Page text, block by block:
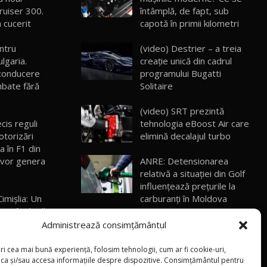
Administrează consimțământul
cea mai bună experiență, folosim tehnologii, cum ar fi cookie-uri,
și/sau accesa informațiile despre dispozitive. Consimțământul pentru
30:08
Moldova înainte să ajungă în showroom /
Test Drive AutoBlog.MD
23:36
20
Noul ZEEKR 7X / Test Drive AutoBlog.MD
21
Micul BYD Dolphin Surf / Test Drive
AutoBlog.MD
Noua Mazda 6e / Test Drive AutoBlog.MD
26:59
Lynk & Co 01 / Test Drive AutoBlog.MD
25:19
300.
cucerit
fără
reguli
în F1 din
genera
Un
în două
un TIR
de
– a
întâmplă, de fapt, sub
capotă în primii kilometri
(video) Destrier – a treia
creație unică din cadrul
programului Bugatti
Solitaire
(video) SRT prezintă
tehnologia eBoost Air care
elimină decalajul turbo
ANRE: Detensionarea
relativă a situației din Golf
influențează prețurile la
carburanți în Moldova
(foto/video) Imaginea zilei:
„stau în tufari”